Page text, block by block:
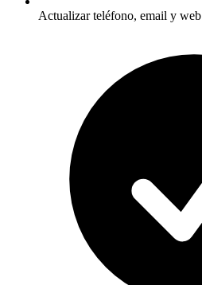
Actualizar teléfono, email y web